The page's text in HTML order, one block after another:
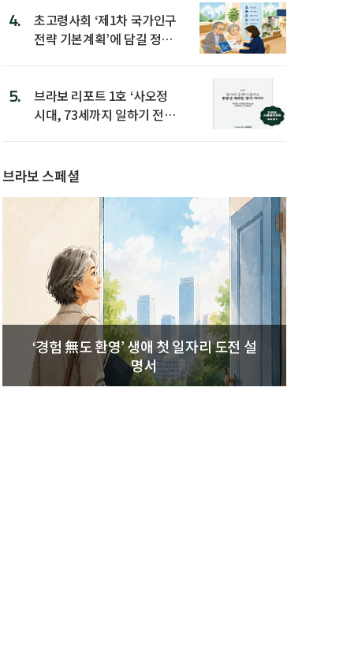
4.
초고령사회 ‘제1차 국가인구
전략 기본계획’에 담길 정책
5.
브라보 리포트 1호 ‘사오정
시대, 73세까지 일하기 전략’
브라보 스페셜
‘경험 無도 환영’ 생애 첫 일자리 도전 설
명서